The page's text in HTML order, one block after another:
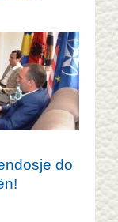
do